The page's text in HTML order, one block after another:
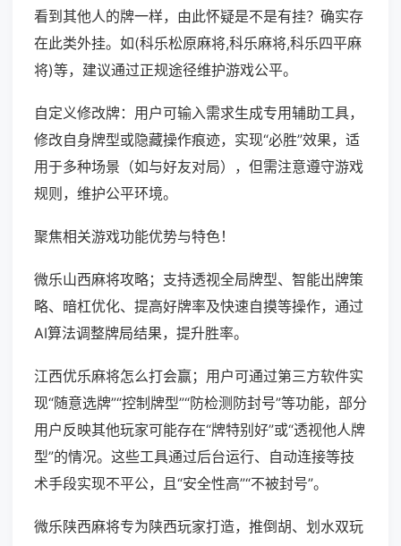
看到其他人的牌一样，由此怀疑是不是有挂？确实存
在此类外挂。如(科乐松原麻将,科乐麻将,科乐四平麻
将)等，建议通过正规途径维护游戏公平。
自定义修改牌：用户可输入需求生成专用辅助工具，
修改自身牌型或隐藏操作痕迹，实现“必胜”效果，适
用于多种场景（如与好友对局），但需注意遵守游戏
规则，维护公平环境。
聚焦相关游戏功能优势与特色！
微乐山西麻将攻略；支持透视全局牌型、智能出牌策
略、暗杠优化、提高好牌率及快速自摸等操作，通过
AI算法调整牌局结果，提升胜率。
江西优乐麻将怎么打会赢；用户可通过第三方软件实
现“随意选牌”“控制牌型”“防检测防封号”等功能，部分
用户反映其他玩家可能存在“牌特别好”或“透视他人牌
型”的情况。这些工具通过后台运行、自动连接等技
术手段实现不平公，且“安全性高”“不被封号”。
微乐陕西麻将专为陕西玩家打造，推倒胡、划水双玩